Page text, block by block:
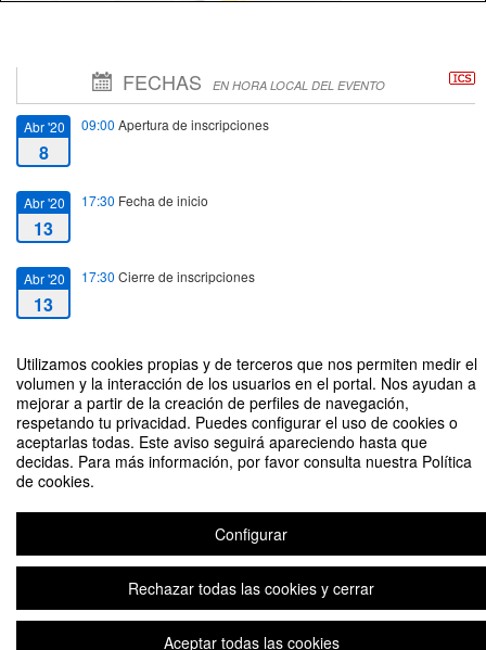
Utilizamos cookies propias y de terceros que nos permiten medir el
volumen y la interacción de los usuarios en el portal. Nos ayudan a
mejorar a partir de la creación de perfiles de navegación,
respetando tu privacidad. Puedes configurar el uso de cookies o
aceptarlas todas. Este aviso seguirá apareciendo hasta que
decidas. Para más información, por favor consulta nuestra Política
de cookies.
Configurar
Rechazar todas las cookies y cerrar
Aceptar todas las cookies
FECHAS EN HORA LOCAL DEL EVENTO
Abr '20
8
09:00 Apertura de inscripciones
Abr '20
13
17:30 Fecha de inicio
Abr '20
13
17:30 Cierre de inscripciones
Abr '20
13
Copyright © 2026